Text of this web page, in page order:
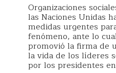
Organizaciones
las Naciones Unidas
medidas urgentes
fenómeno, ante lo
promovió la firma de
la vida de los líderes
por los presidentes